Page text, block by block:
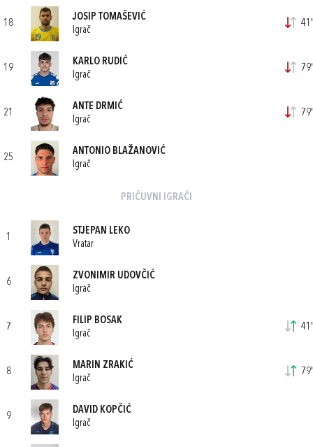
18
JOSIP TOMAŠEVIĆ
Igrač
41'
19
KARLO RUDIĆ
Igrač
79'
21
ANTE DRMIĆ
Igrač
79'
25
ANTONIO BLAŽANOVIĆ
Igrač
PRIČUVNI IGRAČI
1
STJEPAN LEKO
Vratar
6
ZVONIMIR UDOVČIĆ
Igrač
7
FILIP BOSAK
Igrač
41'
8
MARIN ZRAKIĆ
Igrač
79'
9
DAVID KOPČIĆ
Igrač